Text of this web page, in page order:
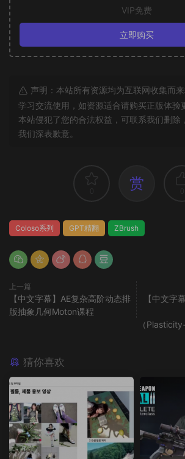
VIP免费
立即购买
声明：本站所有资源均为互联网收集而
学习交流使用，如资源适合请购买正版体验
本站侵犯了您的合法权益，可联系我们删除
我们深表歉意。
赏
Coloso系列 GPT精翻 ZBrush
上一篇
【中文字幕】AE复杂高阶动态排
版抽象几何Moton课程
【中文字
（
猜你喜欢